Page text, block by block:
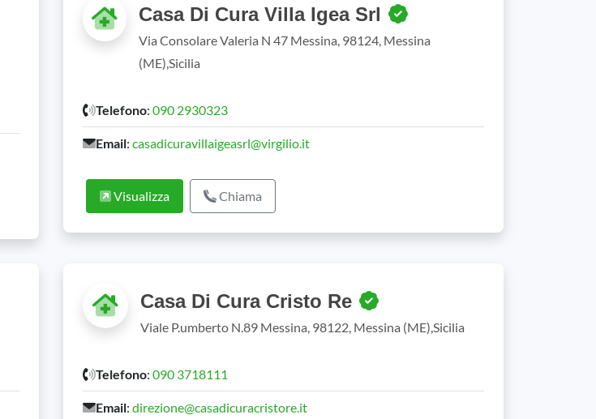
Casa Di Cura Villa Igea Srl
Via Consolare Valeria N 47 Messina, 98124, Messina
(ME),Sicilia
Telefono: 090 2930323
Email: casadicuravillaigeasrl@virgilio.it
Visualizza Chiama
Casa Di Cura Cristo Re
Viale P.umberto N.89 Messina, 98122, Messina (ME),Sicilia
Telefono: 090 3718111
Email: direzione@casadicuracristore.it